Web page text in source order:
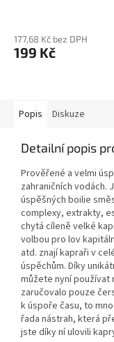
177,68 Kč bez DPH
199 Kč
Popis Diskuze
Detailní popis
Prověřené a velmi
zahraničních vodách.
úspěšných boilie
complexy, extrakty,
chytá cíleně velké
volbou pro lov
atd. znají kapraři v
úspěchům. Díky
můžete nyní
zaručovalo pouze
k úspoře času, to
řada nástrah, která
jste díky ní ulovili